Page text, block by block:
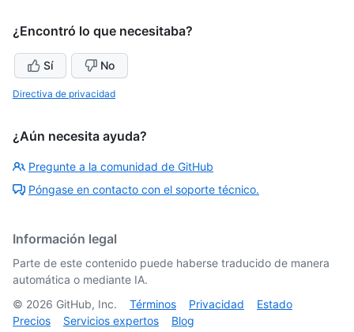
¿Encontró lo que necesitaba?
Sí No
Directiva de privacidad
¿Aún necesita ayuda?
Pregunte a la comunidad de GitHub
Póngase en contacto con el soporte técnico.
Información legal
Parte de este contenido puede haberse traducido de manera
automática o mediante IA.
© 2026 GitHub, Inc. Términos Privacidad
Estado
Precios
Servicios expertos Blog